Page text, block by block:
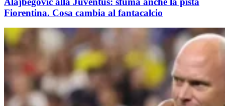
Fiorentina. Cosa cambia al fantacalcio